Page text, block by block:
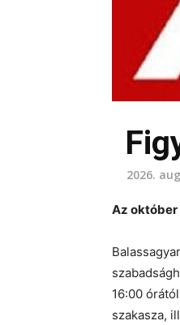
2026.
Az
16:00
szakasza,